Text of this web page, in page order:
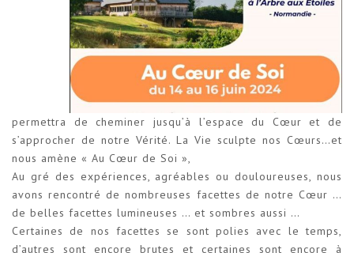
permettra de cheminer jusqu’à l’espace du Cœur et de
s’approcher de notre Vérité. La Vie sculpte nos Cœurs…et
nous amène « Au Cœur de Soi »,
Au gré des expériences, agréables ou douloureuses, nous
avons rencontré de nombreuses facettes de notre Cœur …
de belles facettes lumineuses … et sombres aussi …
Certaines de nos facettes se sont polies avec le temps,
d’autres sont encore brutes et certaines sont encore à